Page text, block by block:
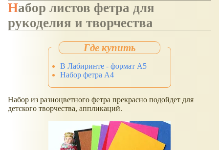
Набор листов фетра для
рукоделия и творчества
В Лабиринте - формат А5
Набор фетра А4
Набор из разноцветного фетра прекрасно подойдет для
детского творчества, аппликаций.